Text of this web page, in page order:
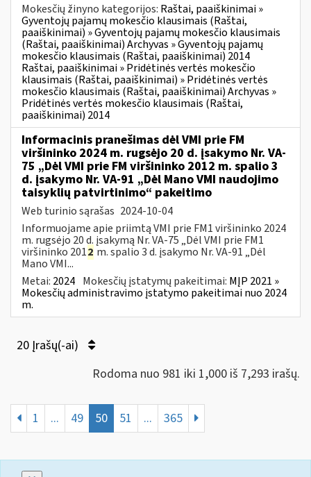
Mokesčių žinyno kategorijos: Raštai, paaiškinimai »
Gyventojų pajamų mokesčio klausimais (Raštai,
paaiškinimai) » Gyventojų pajamų mokesčio klausimais
(Raštai, paaiškinimai) Archyvas » Gyventojų pajamų
mokesčio klausimais (Raštai, paaiškinimai) 2014
Raštai, paaiškinimai » Pridėtinės vertės mokesčio
klausimais (Raštai, paaiškinimai) » Pridėtinės vertės
mokesčio klausimais (Raštai, paaiškinimai) Archyvas »
Pridėtinės vertės mokesčio klausimais (Raštai,
paaiškinimai) 2014
Informacinis pranešimas dėl VMI prie FM
viršininko 2024 m. rugsėjo 20 d. įsakymo Nr. VA-
75 „Dėl VMI prie FM viršininko 2012 m. spalio 3
d. įsakymo Nr. VA-91 „Dėl Mano VMI naudojimo
taisyklių patvirtinimo“ pakeitimo
Web turinio sąrašas 2024-10-04
Informuojame apie priimtą VMI prie FM1 viršininko 2024
m. rugsėjo 20 d. įsakymą Nr. VA-75 „Dėl VMI prie FM1
viršininko 2012 m. spalio 3 d. įsakymo Nr. VA-91 „Dėl
Mano VMI...
Metai: 2024 Mokesčių įstatymų pakeitimai: MĮP 2021 »
Mokesčių administravimo įstatymo pakeitimai nuo 2024
m.
20 Įrašų(-ai)
Rodoma nuo 981 iki 1,000 iš 7,293 irašų.
1 ... 49 50 51 ... 365